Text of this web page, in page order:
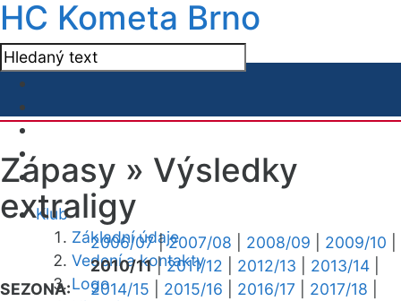
HC Kometa Brno
Klub
Základní údaje
Vedení a kontakty
Logo
Zápasy » Výsledky
extraligy
SEZONA:
2006/07|2007/08 2008/09 2009/10
2010/11|2011/12 2012/13 2013/14
2014/15
2015/16 2016/17 2017/18